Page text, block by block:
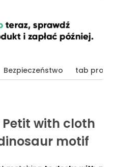
Bezpieczeństwo tab
with cloth
motif